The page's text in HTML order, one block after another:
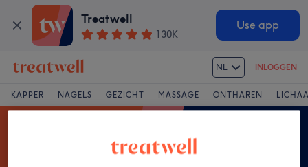
Treatwell
130K
Use app
NL INLOGGEN
KAPPER NAGELS GEZICHT MASSAGE ONTHAREN